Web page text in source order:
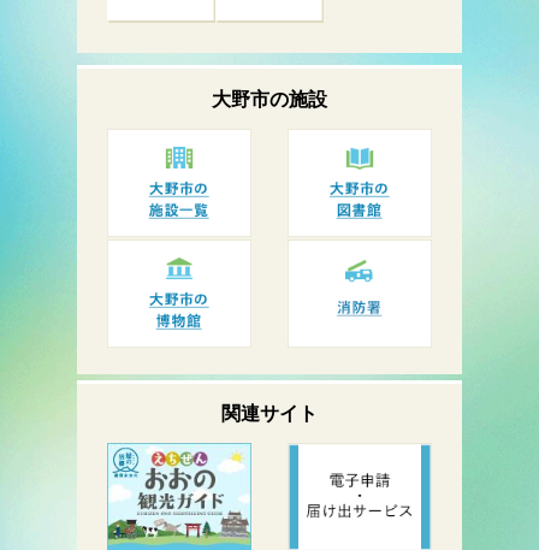
大野市の施設
関連サイト